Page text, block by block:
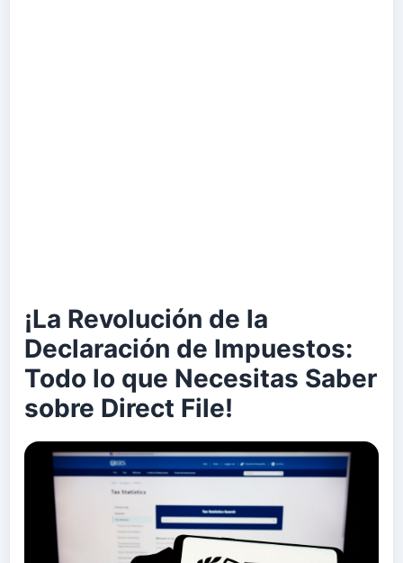
¡La Revolución de la
Declaración de Impuestos:
Todo lo que Necesitas Saber
sobre Direct File!